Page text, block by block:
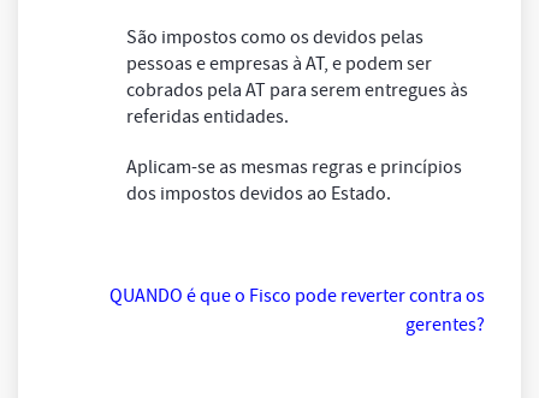
São impostos como os devidos pelas
pessoas e empresas à AT, e podem ser
cobrados pela AT para serem entregues às
referidas entidades.
Aplicam-se as mesmas regras e princípios
dos impostos devidos ao Estado.
QUANDO é que o Fisco pode reverter contra os
gerentes?